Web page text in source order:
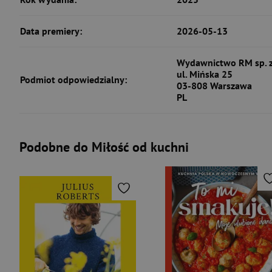
Data premiery: 2026-05-13
Podmiot odpowiedzialny:
Wydawnictwo RM sp.
ul. Mińska 25
03-808 Warszawa
PL
Podobne do Miłość od kuchni